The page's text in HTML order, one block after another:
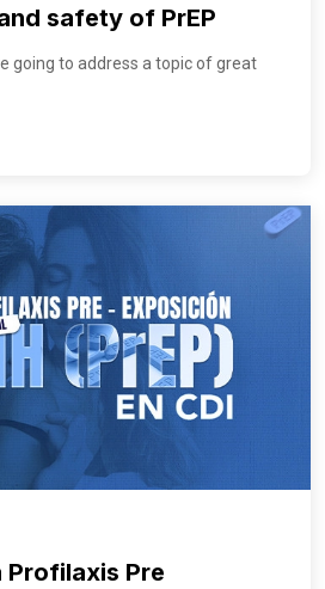
safety of PrEP
going to address a topic of great
Profilaxis Pre